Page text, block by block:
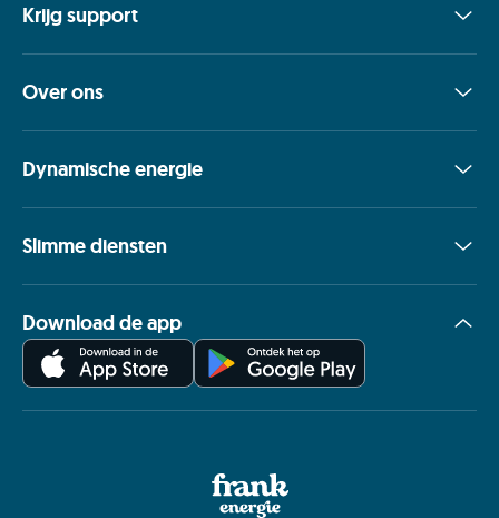
Krijg support
Over ons
Dynamische energie
Slimme diensten
Download de app